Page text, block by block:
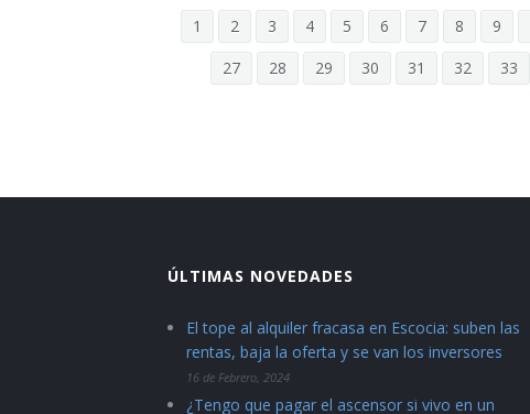
1 2 3 4 5 6 7 8 9
27
28 29 30 31 32 33
ÚLTIMAS NOVEDADES
El tope al alquiler fracasa en Escocia: suben las
rentas, baja la oferta y se van los inversores
16 de Febrero, 2024
¿Tengo que pagar el ascensor si vivo en un